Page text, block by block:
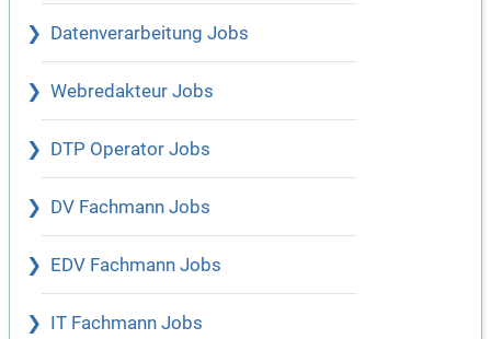
Datenverarbeitung Jobs
Webredakteur Jobs
DTP Operator Jobs
DV Fachmann Jobs
EDV Fachmann Jobs
IT Fachmann Jobs